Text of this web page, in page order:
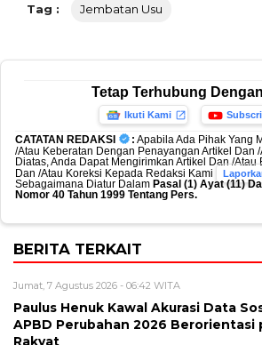
Tag : Jembatan Usu
Tetap Terhubung
Ikuti Kami
CATATAN REDAKSI : Apabila Ada Pihak Yang
/Atau Keberatan Dengan Penayangan Artikel Dan
Diatas, Anda Dapat Mengirimkan Artikel Dan /
Dan /Atau Koreksi Kepada Redaksi Kami
Sebagaimana Diatur Dalam Pasal (1) Ayat (11)
Nomor 40 Tahun 1999 Tentang Pers.
BERITA TERKAIT
Jumat, 7 Agustus 2026 - 06:42 WITA
Paulus Henuk Kawal Akurasi Data
APBD Perubahan 2026 Berorientasi
Rakyat